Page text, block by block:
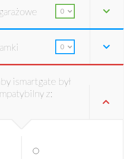
ismartgate był
z: